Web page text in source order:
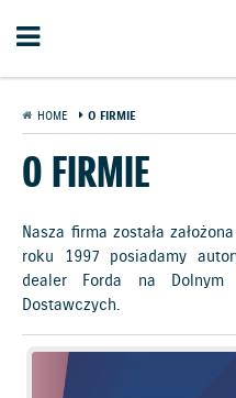
HOME O FIRMIE
O FIRMIE
Nasza firma została
roku 1997 posiadamy
dealer Forda na
Dostawczych.